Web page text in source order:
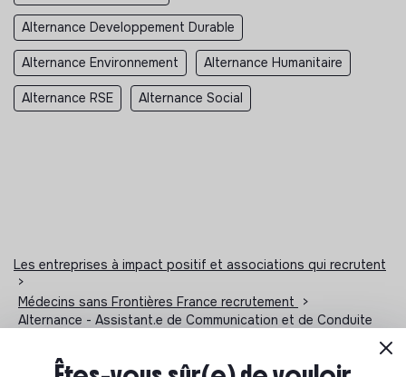
Alternance Developpement Durable
Alternance Environnement Alternance Humanitaire
Alternance RSE Alternance Social
Les entreprises à impact positif et associations qui recrutent
>
Médecins sans Frontières France recrutement
>
Alternance - Assistant.e de Communication et de Conduite
Santé - 06/05/2026